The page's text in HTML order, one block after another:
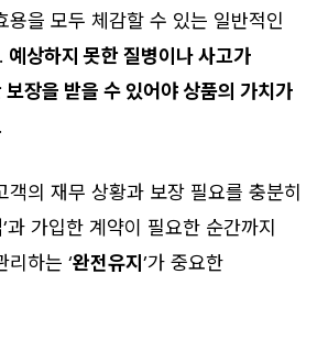
용을 모두 체감할 수 있는 일반적인
예상하지 못한 질병이나 사고가
보장을 받을 수 있어야 상품의 가치가
객의 재무 상황과 보장 필요를 충분히
’과 가입한 계약이 필요한 순간까지
리하는 ‘완전유지 ’가 중요한